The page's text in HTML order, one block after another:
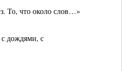
То, что около слов…»
дождями, с